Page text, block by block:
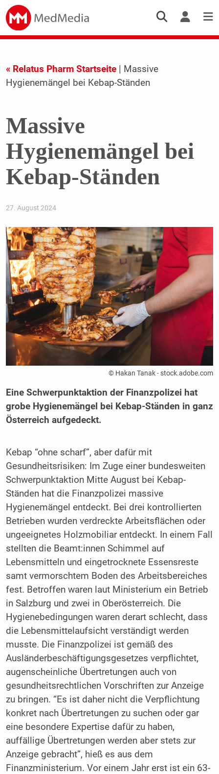
« Relatus Pharm Startseite| Massive
Hygienemängel bei Kebap-Ständen
Massive
Hygienemängel bei
Kebap-Ständen
27. August 2024
© Hakan Tanak - stock.adobe.com
Eine Schwerpunktaktion der Finanzpolizei hat
grobe Hygienemängel bei Kebap-Ständen in ganz
Österreich aufgedeckt.
Kebap “ohne scharf”, aber dafür mit
Gesundheitsrisiken: Im Zuge einer bundesweiten
Schwerpunktaktion Mitte August bei Kebap-
Ständen hat die Finanzpolizei massive
Hygienemängel entdeckt. Bei drei kontrollierten
Betrieben wurden verdreckte Arbeitsflächen oder
ungeeignetes Holzmobiliar entdeckt. In einem Fall
stellten die Beamt:innen Schimmel auf
Lebensmitteln und eingetrocknete Essensreste
samt vermorschtem Boden des Arbeitsbereiches
fest. Betroffen waren laut Ministerium ein Betrieb
in Salzburg und zwei in Oberösterreich. Die
Hygienebedingungen waren derart schlecht, dass
die Lebensmittelaufsicht verständigt werden
musste. Die Finanzpolizei ist gemäß des
Ausländerbeschäftigungsgesetzes verpflichtet,
augenscheinliche Übertretungen auch von
gesundheitsrechtlichen Vorschriften zur Anzeige
zu bringen. “Es ist daher nicht die Verpflichtung
konkret nach Übertretungen zu suchen oder gar
eine besondere Expertise dafür zu haben,
auffällige Übertretungen werden aber stets zur
Anzeige gebracht”, hieß es aus dem
Finanzministerium. Vor einem Jahr erst ist ein 63-